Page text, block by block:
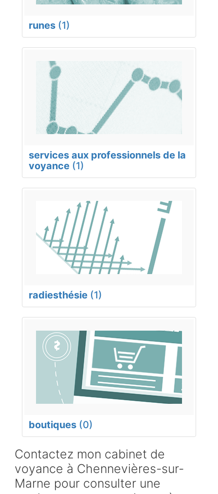
runes (1)
services aux professionnels de la
voyance (1)
radiesthésie (1)
boutiques (0)
Contactez mon cabinet de
voyance à Chennevières-sur-
Marne pour consulter une